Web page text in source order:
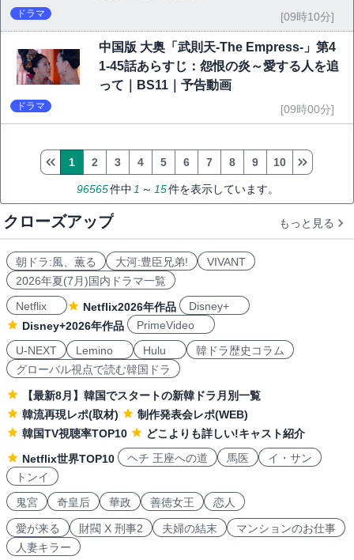
ドラマ [09時10分]
中国版 大奥「武則天-The Empress-」第4
1-45話あらすじ：怨恨の炎～愛する人を追
って｜BS11｜予告動画
ドラマ [09時00分]
96565件中 1 ～ 15件を表示しています。
1 2 3 4 5 6 7 8 9 10
クローズアップ もっと見る
朝ドラ:風、薫る 大河:豊臣兄弟!
VIVANT
2026年夏(7月)国内ドラマ一覧
Netflix
Netflix2026年作品
Disney+
Disney+2026年作品
PrimeVideo
U-NEXT
Lemino Hulu
韓ドラ歴史コラム
グローバル視点で読む韓国ドラ
【最新8月】韓国でスタートの新韓ドラ月別一覧
韓流再現レポ(取材)
制作発表会レポ(WEB)
韓国TV視聴率TOP10
どこよりも詳しい!キャスト紹介
Netflix世界TOP10
ヘチ 王座への道 馬医
イ・サン
トンイ
鬼宮
奇皇后 華政 善徳女王 恋人
愛が来る 財閥 X 刑事2 夫婦の結末
マンションのお仕事
人妻キラー